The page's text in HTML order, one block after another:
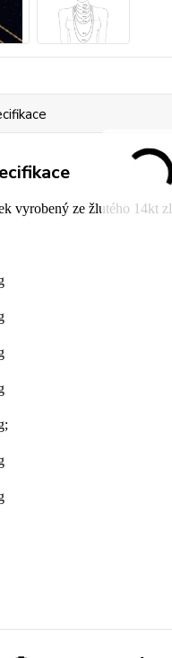
vyrobený ze žlutého 14kt